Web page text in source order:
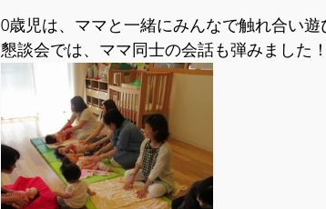
0歳児は、ママと一緒にみんなで触れ合い遊
懇談会では、ママ同士の会話も弾みました！